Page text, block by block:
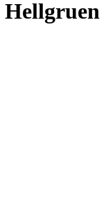
Hellgruen